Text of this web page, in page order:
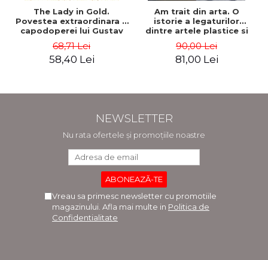
The Lady in Gold.
Povestea extraordinara a
capodoperei lui Gustav
Bloch-Bauer - Anne-Marie
O’Connor
68,71 Lei
58,40 Lei
Am trait din arta. O
istorie a legaturilor
dintre artele plastice si
90,00 Lei
81,00 Lei
NEWSLETTER
Nu rata ofertele și promoțiile noastre
Vreau sa primesc newsletter cu promotiile
magazinului. Afla mai multe in Politica de
Confidentialitate